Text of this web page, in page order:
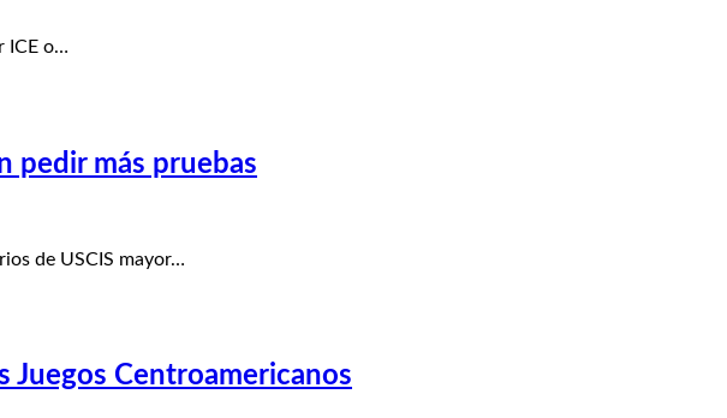
ICE o…
pedir más pruebas
de USCIS mayor…
Centroamericanos